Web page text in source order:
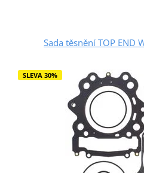
Sada těsnění TOP END
SLEVA 30%